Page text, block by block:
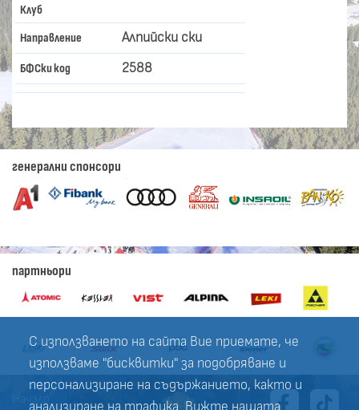
С използването на сайта Вие приемате, че
използваме "бисквитки" за подобряване и
персонализиране на съдържанието, както и
анализиране на трафика. Вижте нашата
Клуб
Направление Алпийски ски
БФСки код 2588
генерални спонсори
партньори